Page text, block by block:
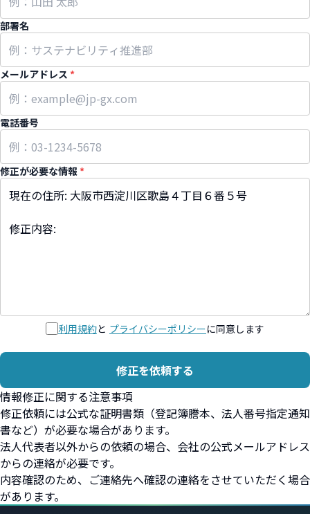
部署名
メールアドレス *
電話番号
修正が必要な情報 *
利用規約と プライバシーポリシーに同意します
修正を依頼する
情報修正に関する注意事項
修正依頼には公式な証明書類（登記簿謄本、法人番号指定通知
書など）が必要な場合があります。
法人代表者以外からの依頼の場合、会社の公式メールアドレス
からの連絡が必要です。
内容確認のため、ご連絡先へ確認の連絡をさせていただく場合
があります。